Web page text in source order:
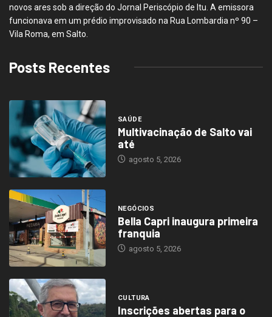
novos ares sob a direção do Jornal Periscópio de Itu. A emissora
funcionava em um prédio improvisado na Rua Lombardia nº 90 –
Vila Roma, em Salto.
Posts Recentes
SAÚDE
Multivacinação de Salto vai
até
agosto 5, 2026
NEGÓCIOS
Bella Capri inaugura primeira
franquia
agosto 5, 2026
CULTURA
Inscrições abertas para o